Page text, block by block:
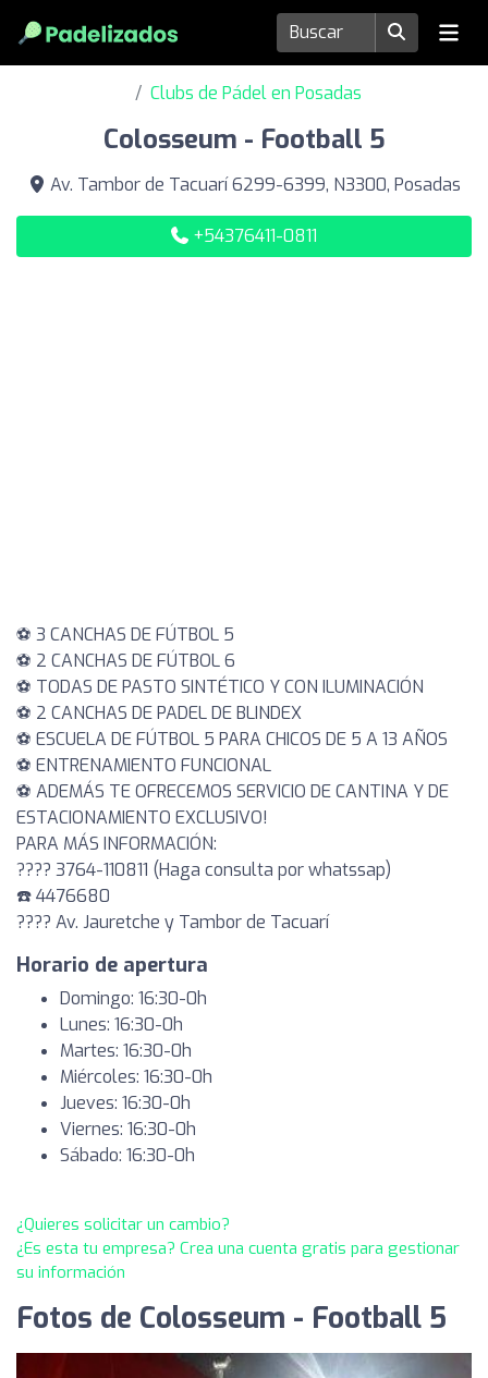
Clubs de Pádel en Posadas
Colosseum - Football 5
Av. Tambor de Tacuarí 6299-6399, N3300, Posadas
+54376411-0811
⚽ 3 CANCHAS DE FÚTBOL 5
⚽ 2 CANCHAS DE FÚTBOL 6
⚽ TODAS DE PASTO SINTÉTICO Y CON ILUMINACIÓN
⚽ 2 CANCHAS DE PADEL DE BLINDEX
⚽ ESCUELA DE FÚTBOL 5 PARA CHICOS DE 5 A 13 AÑOS
⚽ ENTRENAMIENTO FUNCIONAL
⚽ ADEMÁS TE OFRECEMOS SERVICIO DE CANTINA Y DE
ESTACIONAMIENTO EXCLUSIVO!
PARA MÁS INFORMACIÓN:
???? 3764-110811 (Haga consulta por whatssap)
☎️ 4476680
???? Av. Jauretche y Tambor de Tacuarí
Horario de apertura
Domingo: 16:30-0h
Lunes: 16:30-0h
Martes: 16:30-0h
Miércoles: 16:30-0h
Jueves: 16:30-0h
Viernes: 16:30-0h
Sábado: 16:30-0h
¿Quieres solicitar un cambio?
¿Es esta tu empresa? Crea una cuenta gratis para gestionar
su información
Fotos de Colosseum - Football 5